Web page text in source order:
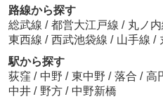
路線から探す
総武線 / 都営大江戸線 / 丸ノ
東西線 / 西武池袋線 / 山手線 /
駅から探す
荻窪 / 中野 / 東中野 / 落合 / 高
中井 / 野方 / 中野新橋